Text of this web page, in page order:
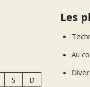
Les
Au
S
D